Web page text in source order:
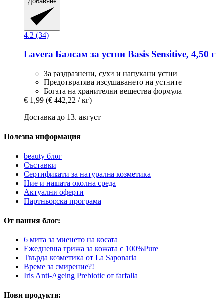
4.2 (34)
Lavera Балсам за устни Basis Sensitive, 4,50 г
За раздразнени, сухи и напукани устни
Предотвратява изсушаването на устните
Богата на хранителни вещества формула
€ 1,99 (€ 442,22 / кг)
Доставка до 13. август
Полезна информация
beauty блог
Съставки
Сертификати за натурална козметика
Ние и нашата околна среда
Актуални оферти
Партньорска програма
От нашия блог:
6 мита за миенето на косата
Ежедневна грижа за кожата с 100%Pure
Твърда козметика от La Saponaria
Време за смирение?!
Iris Anti-Ageing Prebiotic от farfalla
Нови продукти: